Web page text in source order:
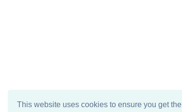
This website uses cookies to ensure you get the